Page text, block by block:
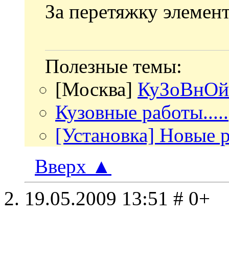
За перетяжку
Полезные темы:
[Москва]
Кузовные работы.....
[Установка] Новые
Вверх ▲
19.05.2009 13:51 # 0+